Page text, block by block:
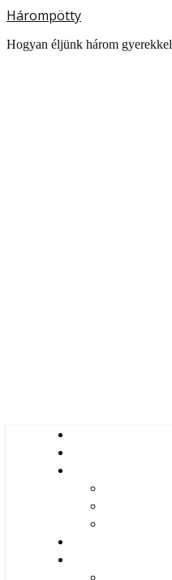
Hárompötty
Hogyan éljünk három gyerekkel